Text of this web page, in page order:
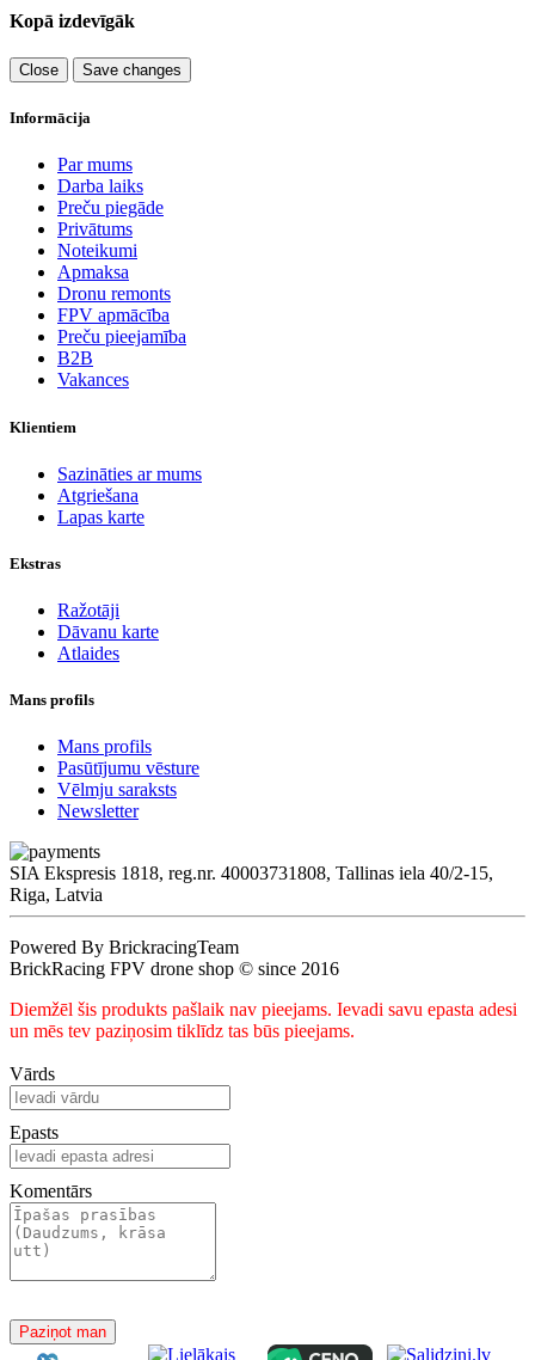
Kopā izdevīgāk
Close Save changes
Informācija
Par mums
Darba laiks
Preču piegāde
Privātums
Noteikumi
Apmaksa
Dronu remonts
FPV apmācība
Preču pieejamība
B2B
Vakances
Klientiem
Sazināties ar mums
Atgriešana
Lapas karte
Ekstras
Ražotāji
Dāvanu karte
Atlaides
Mans profils
Mans profils
Pasūtījumu vēsture
Vēlmju saraksts
Newsletter
SIA Ekspresis 1818, reg.nr. 40003731808, Tallinas iela 40/2-15,
Riga, Latvia
Powered By BrickracingTeam
BrickRacing FPV drone shop © since 2016
Diemžēl šis produkts pašlaik nav pieejams. Ievadi savu epasta adesi
un mēs tev paziņosim tiklīdz tas būs pieejams.
Vārds
Epasts
Komentārs
Paziņot man